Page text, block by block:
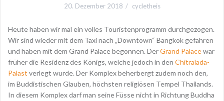
20. Dezember 2018 cycletheis
Heute haben wir mal ein volles Touristenprogramm durchgezogen.
Wir sind wieder mit dem Taxi nach „Downtown“ Bangkok gefahren
und haben mit dem Grand Palace begonnen. DerGrand Palacewar
früher die Residenz des Königs, welche jedoch in den Chitralada-
Palast verlegt wurde. Der Komplex beherbergt zudem noch den,
im Buddistischen Glauben, höchsten religiösen Tempel Thailands.
In diesem Komplex darf man seine Füsse nicht in Richtung Buddha